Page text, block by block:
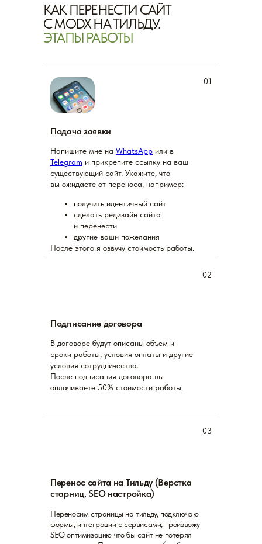
КАК ПЕРЕНЕСТИ САЙТ
C MODX НА ТИЛЬДУ.
ЭТАПЫ РАБОТЫ
01
02
03
Напишите мне на WhatsApp или в
Telegram и прикрепите ссылку на ваш
существующий сайт. Укажите, что
вы ожидаете от переноса, например:
получить идентичный сайт
сделать редизайн сайта
и перенести
другие ваши пожелания
После этого я озвучу стоимость работы.
Подача заявки
Подписание договора
В договоре будут описаны объем и
сроки работы, условия оплаты и другие
условия сотрудничества.
После подписания договора вы
оплачиваете 50% стоимости работы.
Перенос сайта на Тильду (Верстка
старниц, SEO настройка)
Переносим страницы на тильду, подключаю
формы, интеграции с сервисами, произвожу
SEO оптимизацию что бы сайт не потерял